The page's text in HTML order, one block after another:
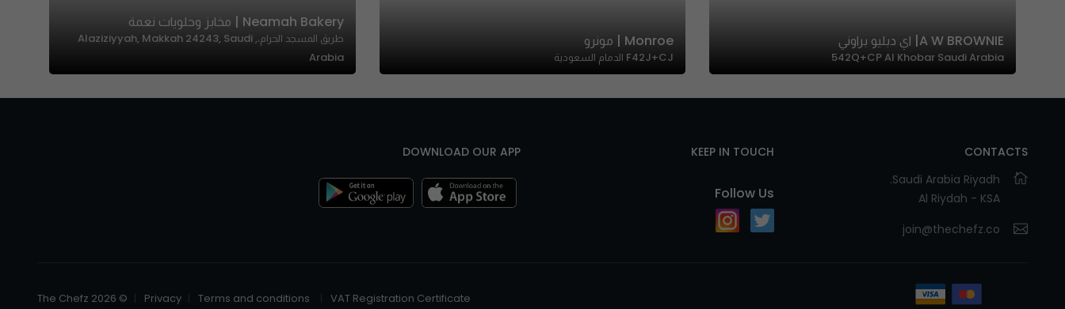
A W BROWNIE| اي دبليو براوني
542Q+CP Al Khobar Saudi Arabia
Monroe | مونرو
F42J+CJ الدمام السعودية
Neamah Bakery | مخابز وحلويات نعمة
طریق المسجد الحرام،, Alaziziyyah, Makkah 24243, Saudi
Arabia
CONTACTS
Saudi Arabia Riyadh.
Al Riydah - KSA
join@thechefz.co
KEEP IN TOUCH
Follow Us
DOWNLOAD OUR APP
VAT Registration Certificate
Terms and conditions
Privacy
© The Chefz 2026